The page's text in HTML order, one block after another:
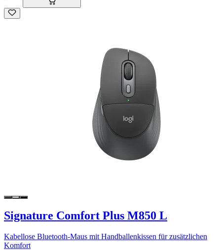
Signature Comfort Plus M850 L
Kabellose Bluetooth-Maus mit Handballenkissen für zusätzlichen
Komfort